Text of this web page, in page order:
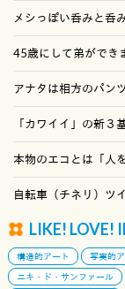
メシっぽい呑みと呑
45歳にして弟ができ
アナタは相方のパン
「カワイイ」の新３
本物のエコとは「人
自転車（チネリ）ツ
LIKE! LOVE!
構造的アート 写実的
ニキ・ド・サンファール